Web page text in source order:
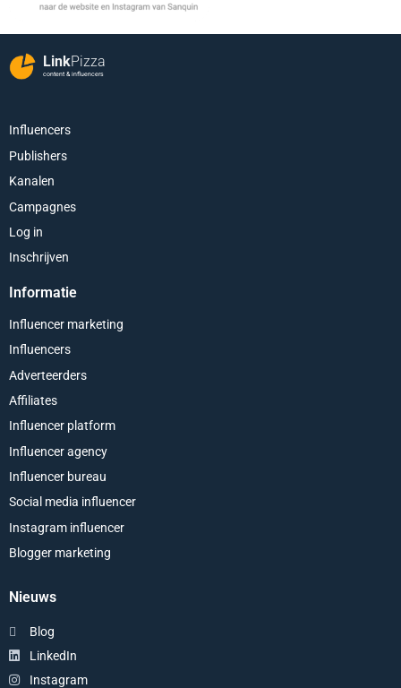
LinkPizza
content & influencers
Influencers
Publishers
Kanalen
Campagnes
Log in
Inschrijven
Informatie
Influencer marketing
Influencers
Adverteerders
Affiliates
Influencer platform
Influencer agency
Influencer bureau
Social media influencer
Instagram influencer
Blogger marketing
Nieuws
Blog
LinkedIn
Instagram